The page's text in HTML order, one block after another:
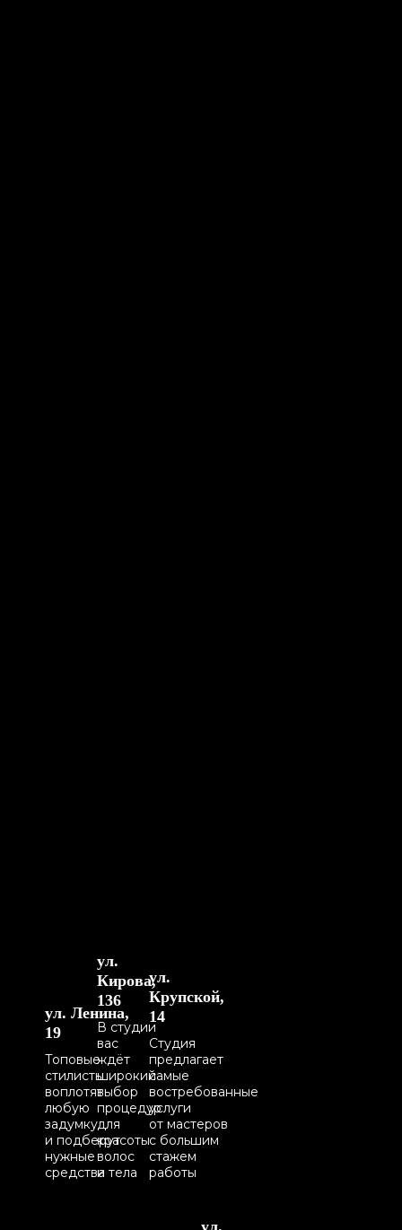
ул. Ленина,
19
Топовые
стилисты
воплотят
любую
задумку
и подберут
нужные
средства
ул.
Кирова,
136
В студии
вас
ждёт
широкий
выбор
процедур
для
красоты
волос
и тела
ул.
Крупской,
14
Студия
предлагает
самые
востребованные
услуги
от мастеров
с большим
стажем
работы
ул.